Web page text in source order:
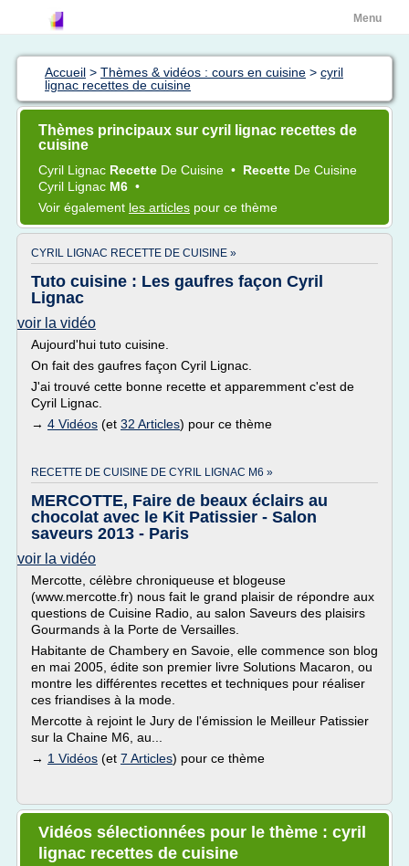
Menu
Accueil > Thèmes & vidéos : cours en cuisine > cyril
lignac recettes de cuisine
Thèmes principaux sur cyril lignac recettes de
cuisine
Cyril Lignac Recette De Cuisine • Recette De Cuisine
Cyril Lignac M6 •
Voir également les articles pour ce thème
CYRIL LIGNAC RECETTE DE CUISINE »
Tuto cuisine : Les gaufres façon Cyril
Lignac
voir la vidéo
Aujourd'hui tuto cuisine.
On fait des gaufres façon Cyril Lignac.
J'ai trouvé cette bonne recette et apparemment c'est de
Cyril Lignac.
→ 4 Vidéos (et 32 Articles) pour ce thème
RECETTE DE CUISINE DE CYRIL LIGNAC M6 »
MERCOTTE, Faire de beaux éclairs au
chocolat avec le Kit Patissier - Salon
saveurs 2013 - Paris
voir la vidéo
Mercotte, célèbre chroniqueuse et blogeuse
(www.mercotte.fr) nous fait le grand plaisir de répondre aux
questions de Cuisine Radio, au salon Saveurs des plaisirs
Gourmands à la Porte de Versailles.
Habitante de Chambery en Savoie, elle commence son blog
en mai 2005, édite son premier livre Solutions Macaron, ou
montre les différentes recettes et techniques pour réaliser
ces friandises à la mode.
Mercotte à rejoint le Jury de l'émission le Meilleur Patissier
sur la Chaine M6, au...
→ 1 Vidéos (et 7 Articles) pour ce thème
Vidéos sélectionnées pour le thème : cyril
lignac recettes de cuisine